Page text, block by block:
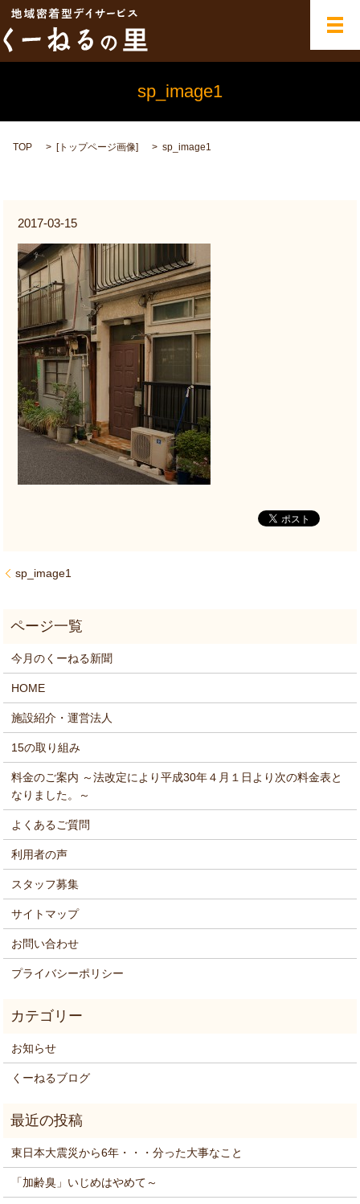
sp_image1
TOP [トップページ画像] sp_image1
2017-03-15
sp_image1
今月のくーねる新聞
HOME
施設紹介・運営法人
15の取り組み
料金のご案内 ～法改定により平成30年４月１日より次の料金表と
なりました。～
よくあるご質問
利用者の声
スタッフ募集
サイトマップ
お問い合わせ
プライバシーポリシー
お知らせ
くーねるブログ
東日本大震災から6年・・・分った大事なこと
「加齢臭」いじめはやめて～